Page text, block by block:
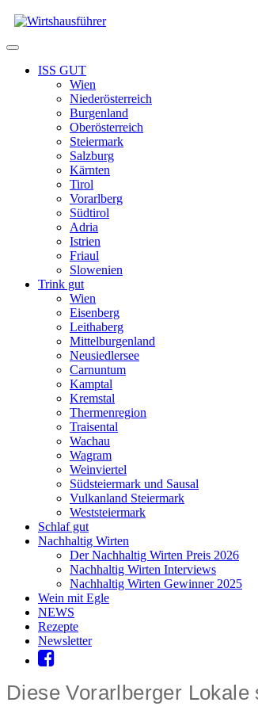
Zum
Inhalt
Menü
ISS GUT
Wien
Niederösterreich
Burgenland
Oberösterreich
Steiermark
Salzburg
Kärnten
Tirol
Vorarlberg
Südtirol
Adria
Istrien
Friaul
Slowenien
Trink gut
Wien
Eisenberg
Leithaberg
Mittelburgenland
Neusiedlersee
Carnuntum
Kamptal
Kremstal
Thermenregion
Traisental
Wachau
Wagram
Weinviertel
Südsteiermark und Sausal
Vulkanland Steiermark
Weststeiermark
Schlaf gut
Nachhaltig Wirten
Der Nachhaltig Wirten Preis 2026
Nachhaltig Wirten Interviews
Nachhaltig Wirten Gewinner 2025
Wein mit Egle
NEWS
Rezepte
Newsletter
Diese Vorarlberger